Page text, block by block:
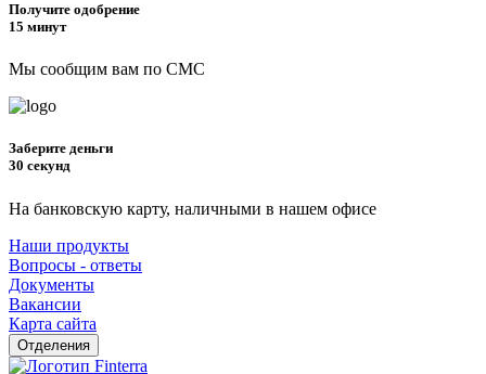
Получите одобрение
15 минут
Мы сообщим вам по СМС
Заберите деньги
30 секунд
На банковскую карту, наличными в нашем офисе
Наши продукты
Вопросы - ответы
Документы
Вакансии
Карта сайта
Отделения